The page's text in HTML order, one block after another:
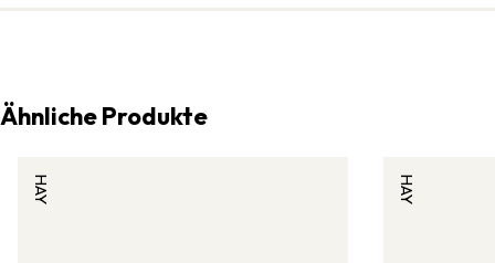
Ähnliche Produkte
HAY HAY